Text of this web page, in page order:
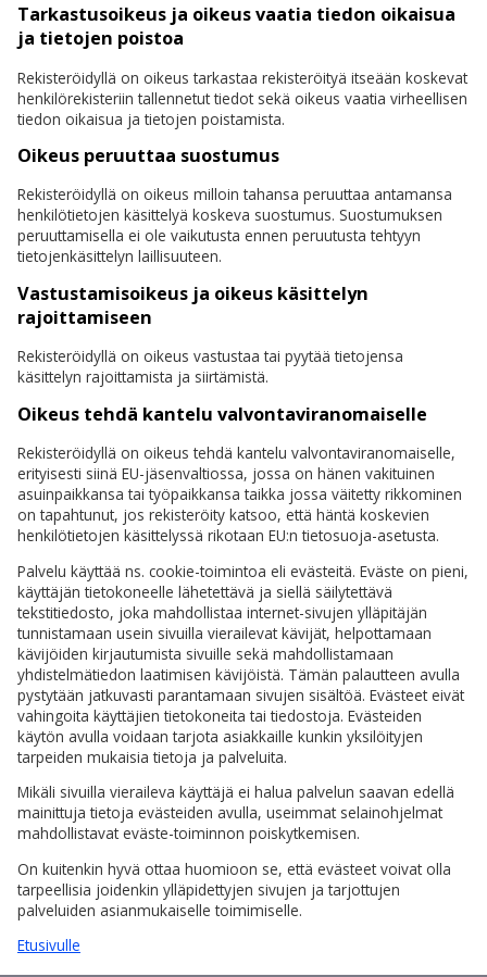
Tarkastusoikeus ja oikeus vaatia tiedon oikaisua
ja tietojen poistoa
Rekisteröidyllä on oikeus tarkastaa rekisteröityä itseään koskevat
henkilörekisteriin tallennetut tiedot sekä oikeus vaatia virheellisen
tiedon oikaisua ja tietojen poistamista.
Oikeus peruuttaa suostumus
Rekisteröidyllä on oikeus milloin tahansa peruuttaa antamansa
henkilötietojen käsittelyä koskeva suostumus. Suostumuksen
peruuttamisella ei ole vaikutusta ennen peruutusta tehtyyn
tietojenkäsittelyn laillisuuteen.
Vastustamisoikeus ja oikeus käsittelyn
rajoittamiseen
Rekisteröidyllä on oikeus vastustaa tai pyytää tietojensa
käsittelyn rajoittamista ja siirtämistä.
Oikeus tehdä kantelu valvontaviranomaiselle
Rekisteröidyllä on oikeus tehdä kantelu valvontaviranomaiselle,
erityisesti siinä EU-jäsenvaltiossa, jossa on hänen vakituinen
asuinpaikkansa tai työpaikkansa taikka jossa väitetty rikkominen
on tapahtunut, jos rekisteröity katsoo, että häntä koskevien
henkilötietojen käsittelyssä rikotaan EU:n tietosuoja-asetusta.
Palvelu käyttää ns. cookie-toimintoa eli evästeitä. Eväste on pieni,
käyttäjän tietokoneelle lähetettävä ja siellä säilytettävä
tekstitiedosto, joka mahdollistaa internet-sivujen ylläpitäjän
tunnistamaan usein sivuilla vierailevat kävijät, helpottamaan
kävijöiden kirjautumista sivuille sekä mahdollistamaan
yhdistelmätiedon laatimisen kävijöistä. Tämän palautteen avulla
pystytään jatkuvasti parantamaan sivujen sisältöä. Evästeet eivät
vahingoita käyttäjien tietokoneita tai tiedostoja. Evästeiden
käytön avulla voidaan tarjota asiakkaille kunkin yksilöityjen
tarpeiden mukaisia tietoja ja palveluita.
Mikäli sivuilla vieraileva käyttäjä ei halua palvelun saavan edellä
mainittuja tietoja evästeiden avulla, useimmat selainohjelmat
mahdollistavat eväste-toiminnon poiskytkemisen.
On kuitenkin hyvä ottaa huomioon se, että evästeet voivat olla
tarpeellisia joidenkin ylläpidettyjen sivujen ja tarjottujen
palveluiden asianmukaiselle toimimiselle.
Etusivulle